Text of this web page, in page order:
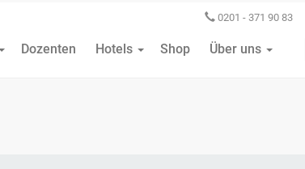
0201 - 371 90 83
Dozenten Hotels Shop Über uns